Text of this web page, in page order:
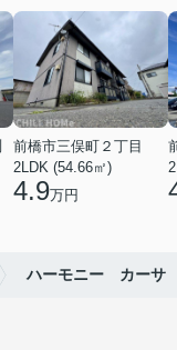
前橋市三俣町２丁目
2LDK (54.66㎡)
4.9万円
ハーモニー カーサ